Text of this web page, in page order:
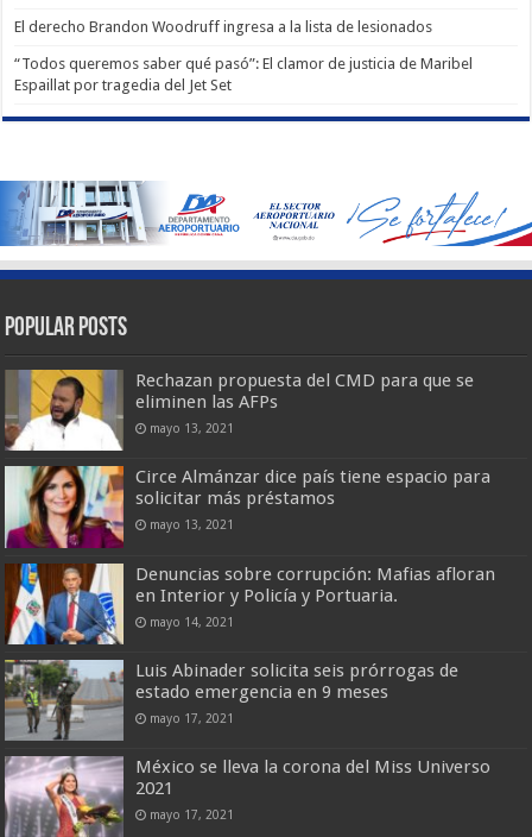
El derecho Brandon Woodruff ingresa a la lista de lesionados
“Todos queremos saber qué pasó”: El clamor de justicia de Maribel
Espaillat por tragedia del Jet Set
Popular Posts
Rechazan propuesta del CMD para que se
eliminen las AFPs
mayo 13, 2021
Circe Almánzar dice país tiene espacio para
solicitar más préstamos
mayo 13, 2021
Denuncias sobre corrupción: Mafias afloran
en Interior y Policía y Portuaria.
mayo 14, 2021
Luis Abinader solicita seis prórrogas de
estado emergencia en 9 meses
mayo 17, 2021
México se lleva la corona del Miss Universo
2021
mayo 17, 2021